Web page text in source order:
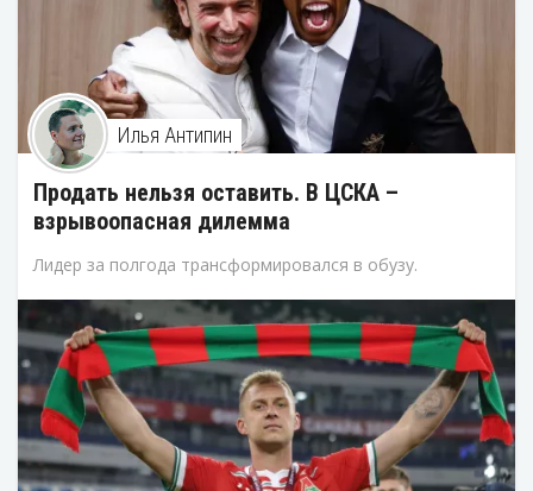
Илья Антипин
Продать нельзя оставить. В ЦСКА –
взрывоопасная дилемма
Лидер за полгода трансформировался в обузу.